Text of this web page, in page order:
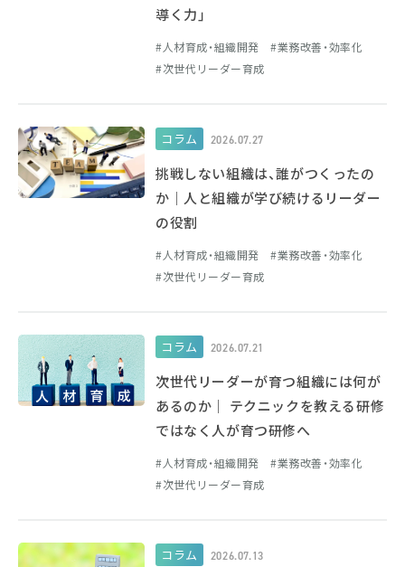
導く力」
人材育成・組織開発
業務改善・効率化
次世代リーダー育成
コラム 2026.07.27
挑戦しない組織は、誰がつくったの
か｜人と組織が学び続けるリーダー
の役割
人材育成・組織開発
業務改善・効率化
次世代リーダー育成
コラム 2026.07.21
次世代リーダーが育つ組織には何が
あるのか｜ テクニックを教える研修
ではなく人が育つ研修へ
人材育成・組織開発
業務改善・効率化
次世代リーダー育成
コラム 2026.07.13